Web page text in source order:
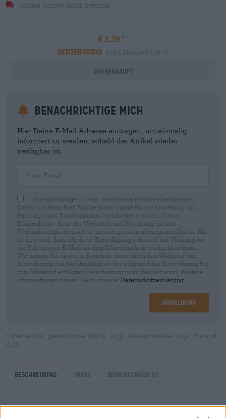
Artikel derzeit nicht lieferbar
€ 2,39
MEHRWEG
0,25 L Flasche € 9,56 / L
Ausverkauft
Benachrichtige mich
Hier Deine E-Mail Adresse eintragen, um einmalig
informiert zu werden, sobald der Artikel wieder
verfügbar ist.
Hiermit willige ich ein, dass meine personenbezogenen
Daten von Bierothek Marketplace GmbH für die Erstellung und
Führung eines Kundenkontos verarbeitet werden. Dieses
Kundenkonto dient der Übersicht und Steuerung meiner
Verkaufstätigkeiten sowie meiner personenbezogenen Daten. Mir
ist bewusst, dass ich diese Einwilligung jederzeit mit Wirkung für
die Zukunft per E-Mail an shop@bierothek.de widerrufen kann.
Wir setzen Sie davon in Kenntnis, dass durch den Widerruf der
Einwilligung die Rechtmäßigkeit der aufgrund der Einwilligung bis
zum Widerruf erfolgten Verarbeitung nicht berührt wird. Weitere
Informationen finden Sie in unserer Datenschutzerklärung
Anmeldung
* Preise inkl. gesetzlicher MwSt. zzgl. Versandkosten zzgl. Pfand €
0,10
Beschreibung Infos Bewertungen (0)